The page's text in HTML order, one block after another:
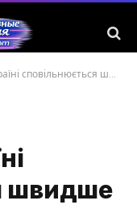
швидше прогнозів: що буде з цінами надалі
швидше